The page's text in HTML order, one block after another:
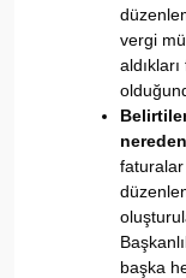
vergi
başka